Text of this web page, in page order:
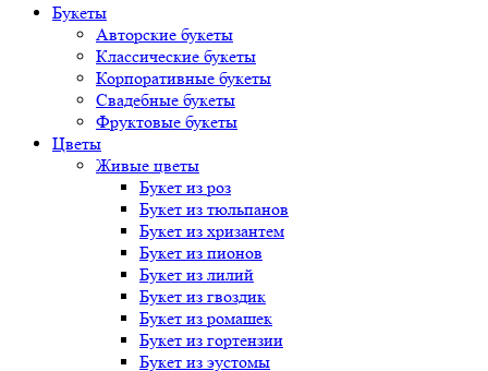
Букеты
Авторские букеты
Классические букеты
Корпоративные букеты
Свадебные букеты
Фруктовые букеты
Цветы
Живые цветы
Букет из роз
Букет из тюльпанов
Букет из хризантем
Букет из пионов
Букет из лилий
Букет из гвоздик
Букет из ромашек
Букет из гортензии
Букет из эустомы